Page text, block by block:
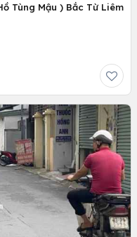
Tùng Mậu ) Bắc Từ Liêm